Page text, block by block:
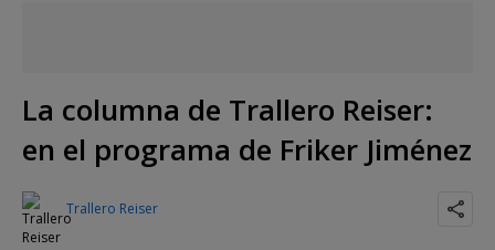
La columna de Trallero Reiser:
en el programa de Friker Jiménez
Trallero Reiser